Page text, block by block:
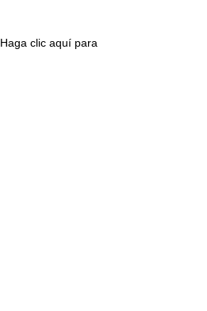
Haga clic aquí para